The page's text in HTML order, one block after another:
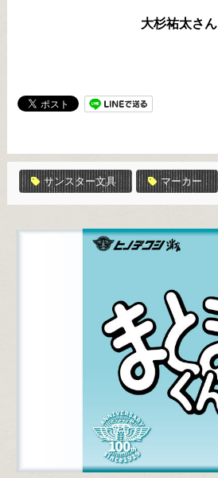
大杉祐太さん
サンスター文具 マーカー